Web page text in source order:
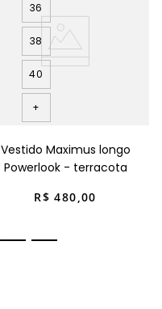
36
38
40
+
Vestido Maximus longo
Powerlook - terracota
R$ 480,00